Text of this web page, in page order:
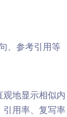
、参考引用等
地显示相似内
用率、复写率